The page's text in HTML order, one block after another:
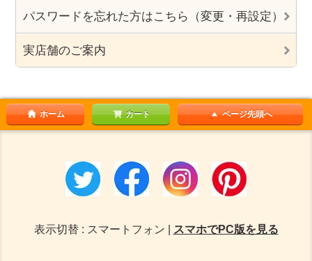
パスワードを忘れた方はこちら（変更・再設定）
実店舗のご案内
ホーム カート ページ先頭へ
表示切替 : スマートフォン | スマホでPC版を見る